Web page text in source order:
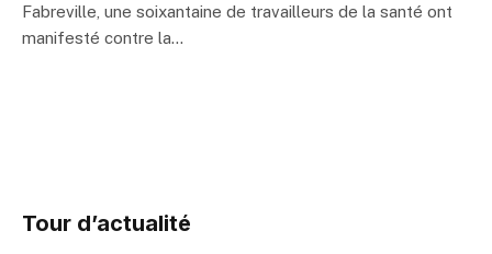
Fabreville, une soixantaine de travailleurs de la santé ont
manifesté contre la…
Tour d’actualité